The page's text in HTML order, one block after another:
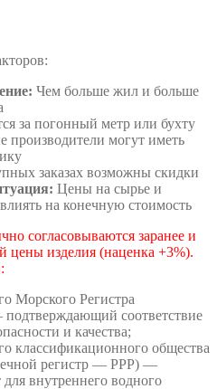
Чем больше жил и больше
за погонный метр или бухту
производители могут иметь
заказах возможны скидки
Цены на сырье и
на конечную стоимость
согласовываются заранее и
цены изделия (наценка +3%).
Морского Регистра
соответствие
и качества;
классификационного общества
регистр — РРР) —
внутреннего водного